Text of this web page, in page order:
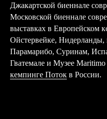
Джакартской биеннале
Московской биеннале
выставках в Европейском
Ойстервейке, Нидерланды,
Парамарибо, Суринам,
Гватемале и Музее
кемпинге Поток в России.